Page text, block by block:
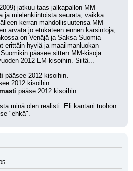
jatkuu taas jalkapallon MM-
ja mielenkiintoista seurata, vaikka
kerran mahdollisuutensa MM-
arvata jo etukäteen ennen karsintoja,
on Venäjä ja Saksa Suomia
erittäin hyviä ja maailmanluokan
pääsee sitten MM-kisoja
2012 EM-kisoihin. Siitä...
pääsee 2012 kisoihin.
2012 kisoihin.
pääse 2012 kisoihin.
minä olen realisti. Eli kantani tuohon
"ehkä".